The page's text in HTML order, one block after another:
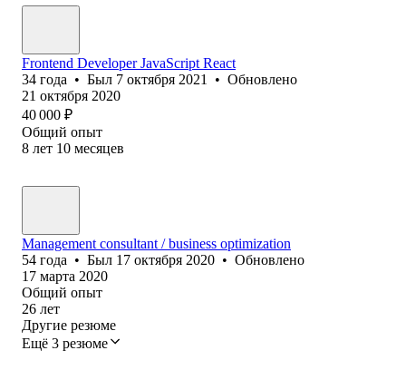
Frontend Developer JavaScript React
34 года • Был 7 октября 2021 • Обновлено
21 октября 2020
40 000 ₽
Общий опыт
8 лет 10 месяцев
Management consultant / business optimization
54 года • Был 17 октября 2020 • Обновлено
17 марта 2020
Общий опыт
26 лет
Другие резюме
Ещё 3 резюме